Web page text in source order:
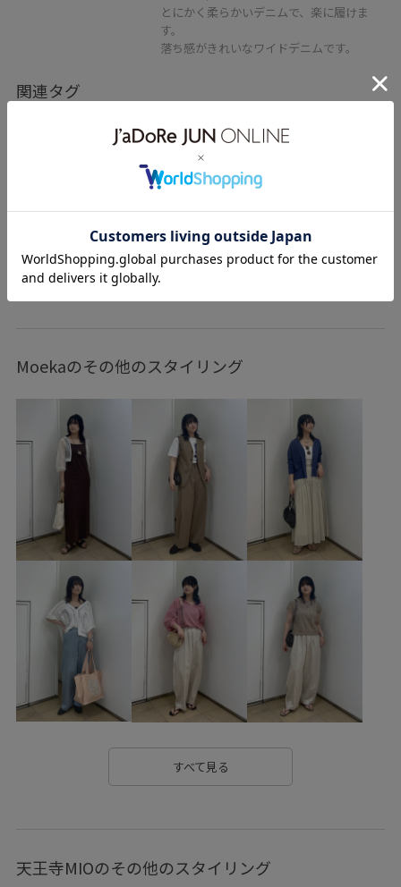
とにかく柔らかいデニムで、楽に履けま
す。
落ち感がきれいなワイドデニムです。
関連タグ
夏コーデ 初秋コーデ お出かけコーデ
大人カジュアル パンツスタイル
カジュアルコーデ ヘルシーコーデ SALON adam et ropé
イエベ秋 乾燥 高身長 トップス
カーディガン パンツ
ネックレス SBA56080 SBS56090
26SS_salon_BAG_SHOSE Tシャツ
さりげないアクセント アンサンブル アームカバー
イヤリング
オンにもオフにも カシミヤ カジュアル
カジュアルすぎない カラフル
コットン100% シャープ シンプル スエード
スラックス タイト
タンクトップ
プルオーバー ユニセックス ラフィア素材
伸縮性
定番 小物 履き心地が良い
活躍するアイテム 男女兼用 着回しやすい
Moekaのその他のスタイリング
すべて見る
天王寺MIOのその他のスタイリング